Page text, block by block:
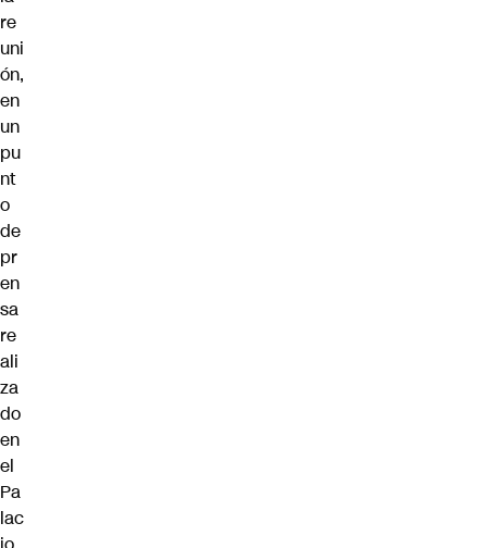
re
uni
ón,
en
un
pu
nt
o
de
pr
en
sa
re
ali
za
do
en
el
Pa
lac